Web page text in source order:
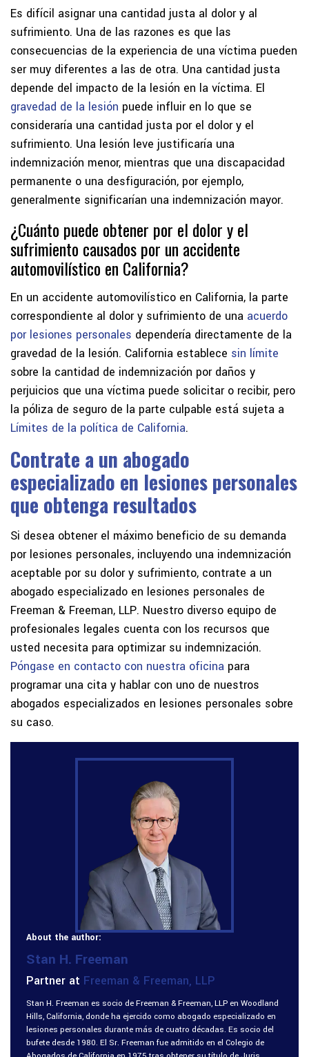
Es difícil asignar una cantidad justa al dolor y al
sufrimiento. Una de las razones es que las
consecuencias de la experiencia de una víctima pueden
ser muy diferentes a las de otra. Una cantidad justa
depende del impacto de la lesión en la víctima. El
gravedad de la lesión puede influir en lo que se
consideraría una cantidad justa por el dolor y el
sufrimiento. Una lesión leve justificaría una
indemnización menor, mientras que una discapacidad
permanente o una desfiguración, por ejemplo,
generalmente significarían una indemnización mayor.
¿Cuánto puede obtener por el dolor y el
sufrimiento causados por un accidente
automovilístico en California?
En un accidente automovilístico en California, la parte
correspondiente al dolor y sufrimiento de una acuerdo
por lesiones personales dependería directamente de la
gravedad de la lesión. California establece sin límite
sobre la cantidad de indemnización por daños y
perjuicios que una víctima puede solicitar o recibir, pero
la póliza de seguro de la parte culpable está sujeta a
Límites de la política de California.
Contrate a un abogado
especializado en lesiones personales
que obtenga resultados
Si desea obtener el máximo beneficio de su demanda
por lesiones personales, incluyendo una indemnización
aceptable por su dolor y sufrimiento, contrate a un
abogado especializado en lesiones personales de
Freeman & Freeman, LLP. Nuestro diverso equipo de
profesionales legales cuenta con los recursos que
usted necesita para optimizar su indemnización.
Póngase en contacto con nuestra oficina para
programar una cita y hablar con uno de nuestros
abogados especializados en lesiones personales sobre
su caso.
About the author:
Stan H. Freeman
Partner at Freeman & Freeman, LLP
Stan H. Freeman es socio de Freeman & Freeman, LLP en Woodland
Hills, California, donde ha ejercido como abogado especializado en
lesiones personales durante más de cuatro décadas. Es socio del
bufete desde 1980. El Sr. Freeman fue admitido en el Colegio de